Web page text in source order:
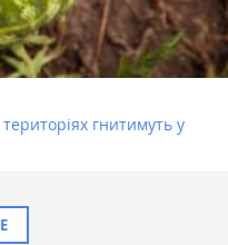
гнитимуть у